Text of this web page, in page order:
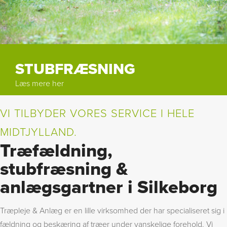
STUBFRÆSNING
Læs mere her
VI TILBYDER VORES SERVICE I HELE
MIDTJYLLAND.
Træfældning,
stubfræsning &
anlægsgartner i Silkeborg
Træpleje & Anlæg er en lille virksomhed der har specialiseret sig i
fældning og beskæring af træer under vanskelige forehold. Vi